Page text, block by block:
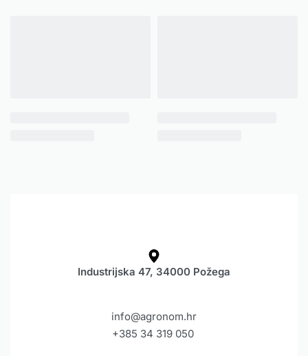
Industrijska 47, 34000 Požega
info@agronom.hr
+385 34 319 050